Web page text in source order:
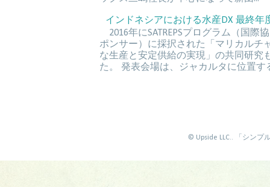
インドネシアにおける水産DX 最終年
2016年にSATREPSプログラム（国際
ポンサー）に採択された「マリカルチ
な生産と安定供給の実現」の共同研究
た。 発表会場は、ジャカルタに位置す
©️ Upside LLC.. 「シンプ